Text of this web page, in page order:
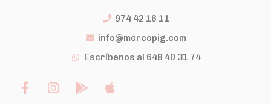
974 42 16 11
info@mercopig.com
Escríbenos al 648 40 31 74